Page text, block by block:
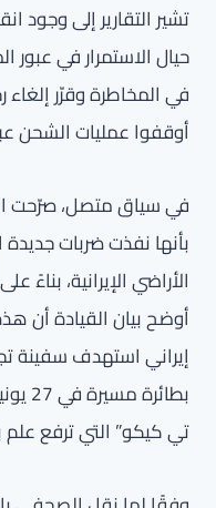
تشير التقارير إلى
حيال الاستمرار في
في المخاطرة وقرّر إلغاء
أوقفوا عمليات الشحن
في سياق متصل، صرّحت
بأنها نفذت ضربات
الأراضي الإيرانية، بناءً
أوضح بيان القيادة أن
تي كيكو” التي ترفع علم